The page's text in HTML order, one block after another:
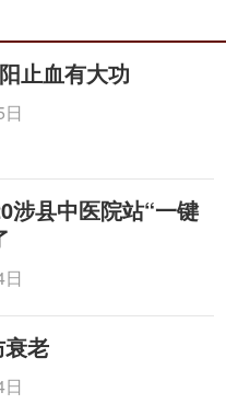
止血有大功
涉县中医院站“一键
老